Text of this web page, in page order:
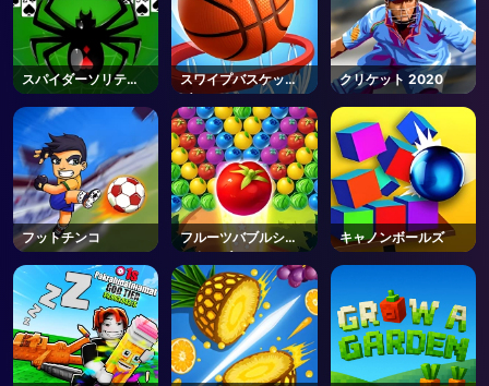
スパイダーソリティ
ア2
スワイプバスケット
ボール
クリケット 2020
フットチンコ
フルーツバブルシュ
ーターズ
キャノンボールズ